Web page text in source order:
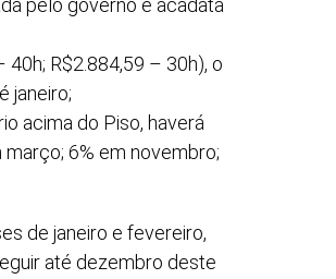
pelo governo e acadata
R$2.884,59 – 30h), o
janeiro;
acima do Piso, haverá
6% em novembro;
de janeiro e fevereiro,
até dezembro deste